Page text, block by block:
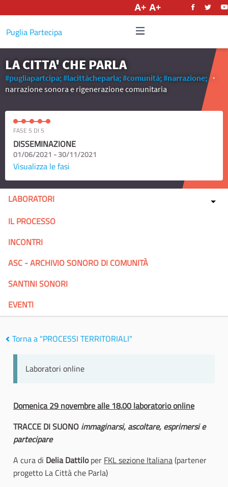
Puglia Partecipa
LA CITTA' CHE PARLA
#pugliapartcipa;#lacittàcheparla;#comunità;#narrazione;
narrazione sonora e rigenerazione comunitaria
FASE 5 DI 5
DISSEMINAZIONE
01/06/2021 - 30/11/2021
Visualizza le fasi
LABORATORI
IL PROCESSO
INCONTRI
ASC - ARCHIVIO SONORO DI COMUNITÀ
SANTINI SONORI
EVENTI
Torna a "PROCESSI TERRITORIALI"
Laboratori online
Domenica 29 novembre alle 18.00 laboratorio online
TRACCE DI SUONO immaginarsi, ascoltare, esprimersi e
partecipare
A cura di Delia Dattiloper FKL sezione Italiana(partener
progetto La Città che Parla)